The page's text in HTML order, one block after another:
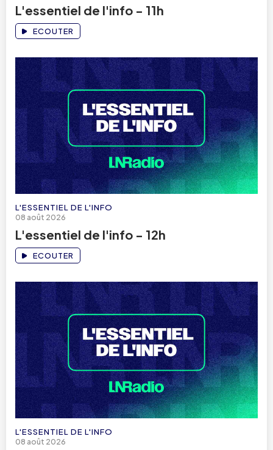
L'essentiel de l'info - 11h
ECOUTER
L'ESSENTIEL DE L'INFO
08 août 2026
L'essentiel de l'info - 12h
ECOUTER
L'ESSENTIEL DE L'INFO
08 août 2026